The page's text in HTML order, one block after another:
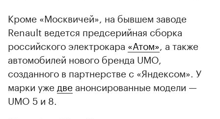
Кроме «Москвичей», на бывшем заводе
Renault ведется предсерийная сборка
российского электрокара «Атом» , а также
автомобилей нового бренда UMO,
созданного в партнерстве с «Яндексом». У
марки уже две анонсированные модели —
UMO 5 и 8.